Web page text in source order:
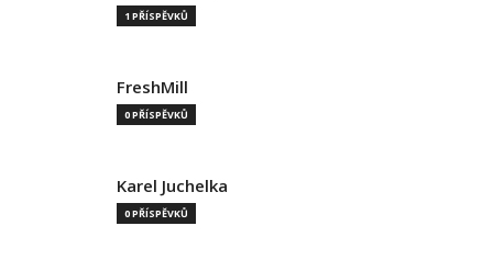
1 PŘÍSPĚVKŮ
FreshMill
0 PŘÍSPĚVKŮ
Karel Juchelka
0 PŘÍSPĚVKŮ